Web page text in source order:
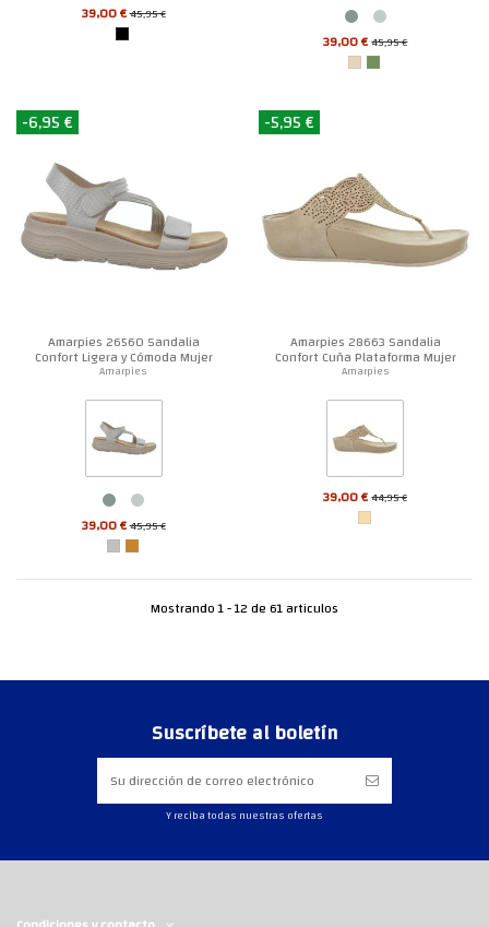
39,00 €45,95 €
39,00 €45,95 €
-6,95 €
Amarpies 26560 Sandalia
Confort Ligera y Cómoda Mujer
Amarpies
39,00 €45,95 €
-5,95 €
Amarpies 28663 Sandalia
Confort Cuña Plataforma Mujer
Amarpies
39,00 €44,95 €
Mostrando 1 - 12 de 61 articulos
Suscríbete al boletín
Y reciba todas nuestras ofertas